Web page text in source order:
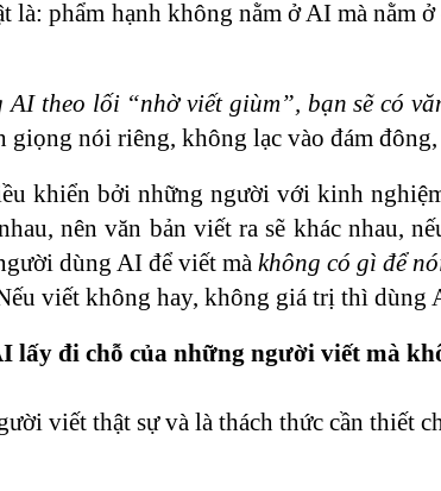
là: phẩm hạnh không nằm ở AI mà nằm
AI theo lối “nhờ viết giùm”, bạn sẽ có
nói riêng, không lạc vào đám
khiển bởi những người với kinh
nên văn bản viết ra sẽ khác nhau,
dùng AI để viết mà không có gì để
viết không hay, không giá trị thì dùng
lấy đi chỗ của những người viết mà
viết thật sự và là thách thức cần thiết